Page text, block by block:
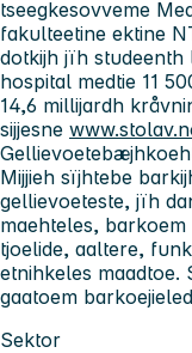
tseegkesovveme
fakulteetine ektine
dotkijh jïh studeenth
hospital medtie 11
14,6 millijardh
sijjesne
Mijjieh sïjhtebe
gellievoeteste, jïh
maehteles,
tjoelide, aaltere,
etnihkeles maadtoe.
gaatoem
Sektor